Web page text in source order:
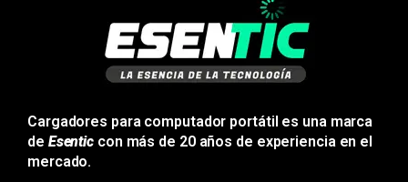
Cargadores para computador portátil es una marca
de Esentic con más de 20 años de experiencia en el
mercado.